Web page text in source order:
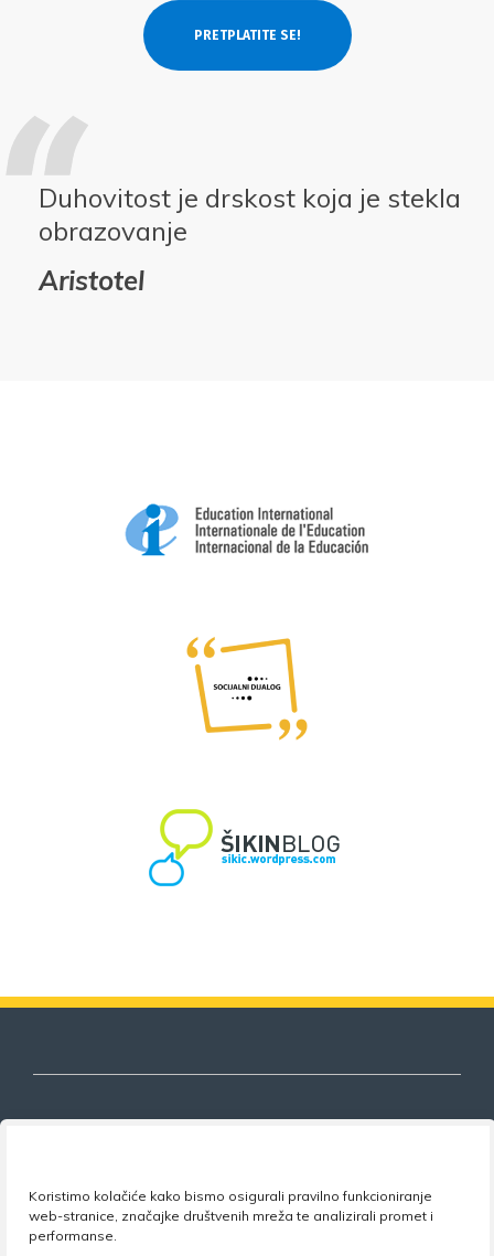
Koristimo kolačiće kako bismo osigurali pravilno funkcioniranje
web-stranice, značajke društvenih mreža te analizirali promet i
performanse.
Duhovitost je drskost koja je stekla
obrazovanje
Aristotel
obrazovanja